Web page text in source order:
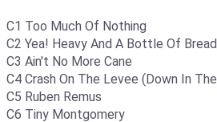
C1 Too Much Of Nothing
C2 Yea! Heavy And A Bottle Of Bread
C3 Ain't No More Cane
C4 Crash On The Levee (Down In
C5 Ruben Remus
C6 Tiny Montgomery